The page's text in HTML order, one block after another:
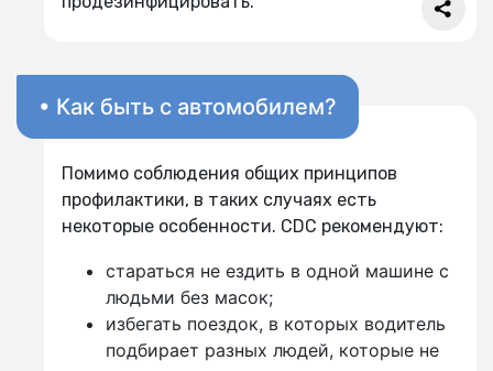
• Как быть с автомобилем?
Помимо соблюдения общих принципов
профилактики, в таких случаях есть
некоторые особенности. CDC рекомендуют:
стараться не ездить в одной машине с
людьми без масок;
избегать поездок, в которых водитель
подбирает разных людей, которые не